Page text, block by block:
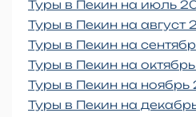
Туры в Пекин на июль
Туры в Пекин на август
Туры в Пекин на
Туры в Пекин на
Туры в Пекин на ноябрь
Туры в Пекин на